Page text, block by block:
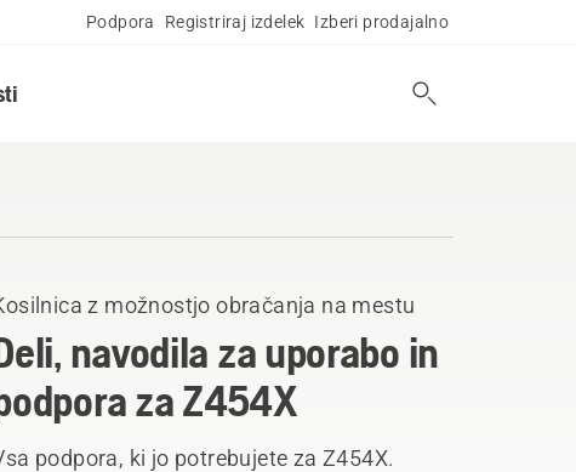
Podpora Registriraj izdelek Izberi prodajalno
z možnostjo obračanja na mestu
navodila za uporabo in
za Z454X
podpora, ki jo potrebujete za Z454X.